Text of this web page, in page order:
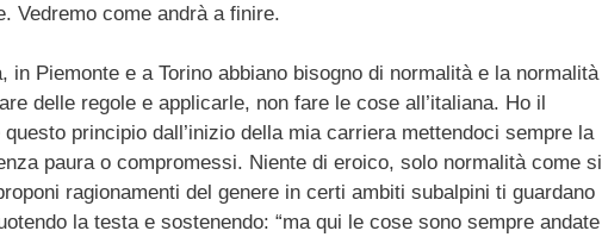
Vedremo come andrà a finire.
in Piemonte e a Torino abbiano bisogno di normalità e la normalità
delle regole e applicarle, non fare le cose all’italiana. Ho il
principio dall’inizio della mia carriera mettendoci sempre la
paura o compromessi. Niente di eroico, solo normalità come si
ragionamenti del genere in certi ambiti subalpini ti guardano
la testa e sostenendo: “ma qui le cose sono sempre andate